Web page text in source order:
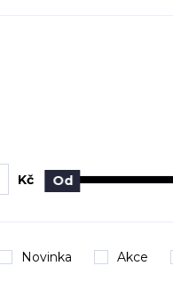
Kč Od
Novinka Akce